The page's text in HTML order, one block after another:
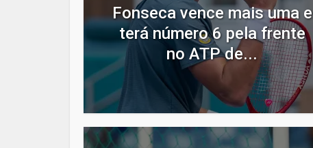
Fonseca vence mais uma e
terá número 6 pela frente
no ATP de...